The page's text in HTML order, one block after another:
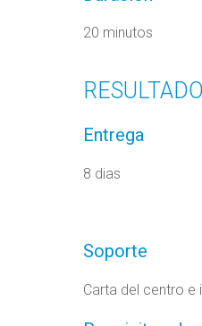
20 minutos
Entrega
8 dias
Soporte
Carta del centro